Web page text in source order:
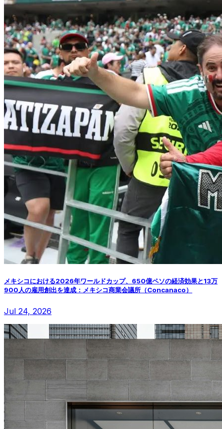
メキシコにおける2026年ワールドカップ、650億ペソの経済効果と13万
900人の雇用創出を達成：メキシコ商業会議所（Concanaco）
Jul 24, 2026